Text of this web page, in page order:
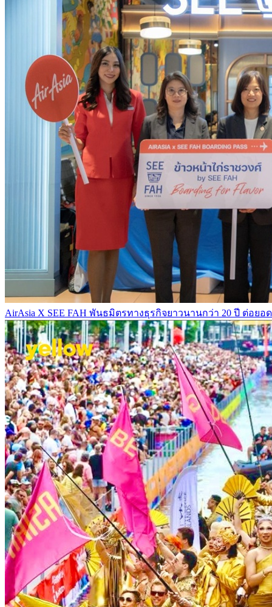
AirAsia X SEE FAH พันธมิตรทางธุรกิจยาวนานกว่า 20 ปี ต่อ